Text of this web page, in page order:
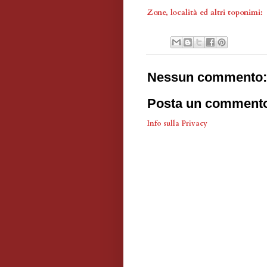
Zone, località ed altri toponimi:
Nessun commento:
Posta un
Info sulla Privacy